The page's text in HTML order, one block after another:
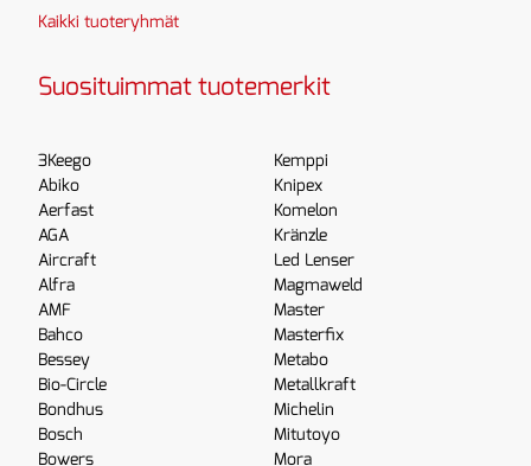
Kaikki tuoteryhmät
Suosituimmat tuotemerkit
3Keego
Abiko
Aerfast
AGA
Aircraft
Alfra
AMF
Bahco
Bessey
Bio-Circle
Bondhus
Bosch
Bowers
Kemppi
Knipex
Komelon
Kränzle
Led Lenser
Magmaweld
Master
Masterfix
Metabo
Metallkraft
Michelin
Mitutoyo
Mora